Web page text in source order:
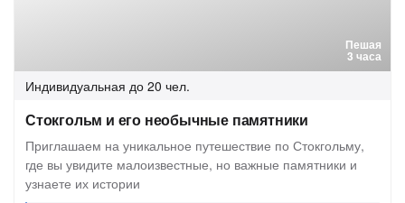
Пешая
3 часа
Индивидуальная до 20 чел.
Стокгольм и его необычные памятники
Приглашаем на уникальное путешествие по Стокгольму,
где вы увидите малоизвестные, но важные памятники и
узнаете их истории